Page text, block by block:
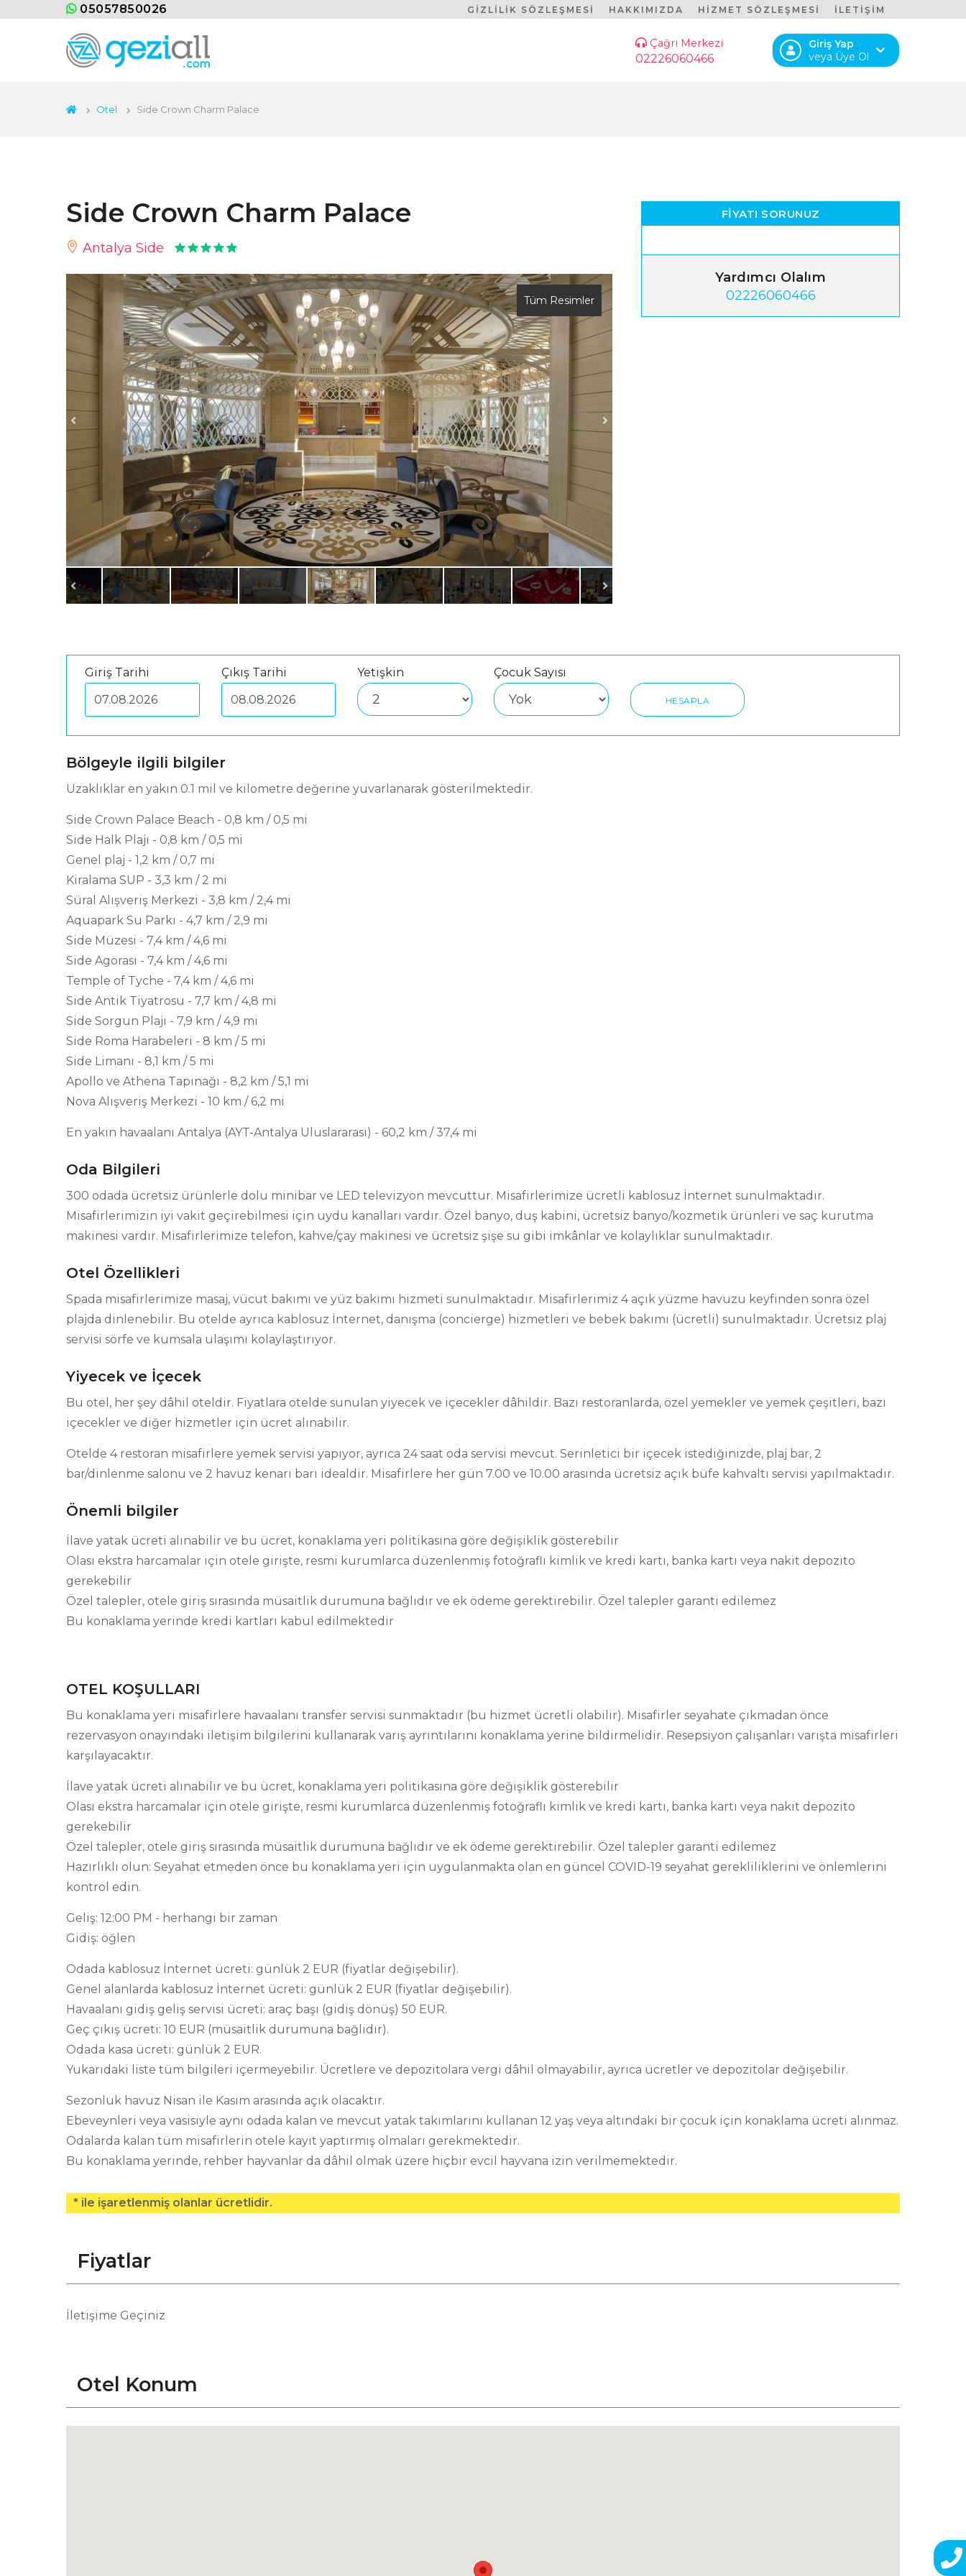
05057850026 GİZLİLİK SÖZLEŞMESİ HAKKIMIZDA HİZMET SÖZLEŞMESİ İLETİŞİM
Çağrı Merkezi
02226060466
Giriş Yap
veya Üye Ol
Otel Side Crown Charm Palace
Side Crown Charm Palace
Antalya Side
Tüm Resimler
FIYATI SORUNUZ
Yardımcı Olalım
02226060466
Giriş Tarihi Çıkış Tarihi Yetişkin Çocuk Sayısı
HESAPLA
Bölgeyle ilgili bilgiler
Uzaklıklar en yakın 0.1 mil ve kilometre değerine yuvarlanarak gösterilmektedir.
Side Crown Palace Beach - 0,8 km / 0,5 mi
Side Halk Plajı - 0,8 km / 0,5 mi
Genel plaj - 1,2 km / 0,7 mi
Kiralama SUP - 3,3 km / 2 mi
Süral Alışveriş Merkezi - 3,8 km / 2,4 mi
Aquapark Su Parkı - 4,7 km / 2,9 mi
Side Müzesi - 7,4 km / 4,6 mi
Side Agorası - 7,4 km / 4,6 mi
Temple of Tyche - 7,4 km / 4,6 mi
Side Antik Tiyatrosu - 7,7 km / 4,8 mi
Side Sorgun Plajı - 7,9 km / 4,9 mi
Side Roma Harabeleri - 8 km / 5 mi
Side Limanı - 8,1 km / 5 mi
Apollo ve Athena Tapınağı - 8,2 km / 5,1 mi
Nova Alışveriş Merkezi - 10 km / 6,2 mi
En yakın havaalanı Antalya (AYT-Antalya Uluslararası) - 60,2 km / 37,4 mi
Oda Bilgileri
300 odada ücretsiz ürünlerle dolu minibar ve LED televizyon mevcuttur. Misafirlerimize ücretli kablosuz İnternet sunulmaktadır.
Misafirlerimizin iyi vakit geçirebilmesi için uydu kanalları vardır. Özel banyo, duş kabini, ücretsiz banyo/kozmetik ürünleri ve saç kurutma
makinesi vardır. Misafirlerimize telefon, kahve/çay makinesi ve ücretsiz şişe su gibi imkânlar ve kolaylıklar sunulmaktadır.
Otel Özellikleri
Spada misafirlerimize masaj, vücut bakımı ve yüz bakımı hizmeti sunulmaktadır. Misafirlerimiz 4 açık yüzme havuzu keyfinden sonra özel
plajda dinlenebilir. Bu otelde ayrıca kablosuz İnternet, danışma (concierge) hizmetleri ve bebek bakımı (ücretli) sunulmaktadır. Ücretsiz plaj
servisi sörfe ve kumsala ulaşımı kolaylaştırıyor.
Yiyecek ve İçecek
Bu otel, her şey dâhil oteldir. Fiyatlara otelde sunulan yiyecek ve içecekler dâhildir. Bazı restoranlarda, özel yemekler ve yemek çeşitleri, bazı
içecekler ve diğer hizmetler için ücret alınabilir.
Otelde 4 restoran misafirlere yemek servisi yapıyor, ayrıca 24 saat oda servisi mevcut. Serinletici bir içecek istediğinizde, plaj bar, 2
bar/dinlenme salonu ve 2 havuz kenarı barı idealdir. Misafirlere her gün 7.00 ve 10.00 arasında ücretsiz açık büfe kahvaltı servisi yapılmaktadır.
Önemli bilgiler
İlave yatak ücreti alınabilir ve bu ücret, konaklama yeri politikasına göre değişiklik gösterebilir
Olası ekstra harcamalar için otele girişte, resmi kurumlarca düzenlenmiş fotoğraflı kimlik ve kredi kartı, banka kartı veya nakit depozito
gerekebilir
Özel talepler, otele giriş sırasında müsaitlik durumuna bağlıdır ve ek ödeme gerektirebilir. Özel talepler garanti edilemez
Bu konaklama yerinde kredi kartları kabul edilmektedir
OTEL KOŞULLARI
Bu konaklama yeri misafirlere havaalanı transfer servisi sunmaktadır (bu hizmet ücretli olabilir). Misafirler seyahate çıkmadan önce
rezervasyon onayındaki iletişim bilgilerini kullanarak varış ayrıntılarını konaklama yerine bildirmelidir. Resepsiyon çalışanları varışta misafirleri
karşılayacaktır.
İlave yatak ücreti alınabilir ve bu ücret, konaklama yeri politikasına göre değişiklik gösterebilir
Olası ekstra harcamalar için otele girişte, resmi kurumlarca düzenlenmiş fotoğraflı kimlik ve kredi kartı, banka kartı veya nakit depozito
gerekebilir
Özel talepler, otele giriş sırasında müsaitlik durumuna bağlıdır ve ek ödeme gerektirebilir. Özel talepler garanti edilemez
Hazırlıklı olun: Seyahat etmeden önce bu konaklama yeri için uygulanmakta olan en güncel COVID-19 seyahat gerekliliklerini ve önlemlerini
kontrol edin.
Geliş: 12:00 PM - herhangi bir zaman
Gidiş: öğlen
Odada kablosuz İnternet ücreti: günlük 2 EUR (fiyatlar değişebilir).
Genel alanlarda kablosuz İnternet ücreti: günlük 2 EUR (fiyatlar değişebilir).
Havaalanı gidiş geliş servisi ücreti: araç başı (gidiş dönüş) 50 EUR.
Geç çıkış ücreti: 10 EUR (müsaitlik durumuna bağlıdır).
Odada kasa ücreti: günlük 2 EUR.
Yukarıdaki liste tüm bilgileri içermeyebilir. Ücretlere ve depozitolara vergi dâhil olmayabilir, ayrıca ücretler ve depozitolar değişebilir.
Sezonluk havuz Nisan ile Kasım arasında açık olacaktır.
Ebeveynleri veya vasisiyle aynı odada kalan ve mevcut yatak takımlarını kullanan 12 yaş veya altındaki bir çocuk için konaklama ücreti alınmaz.
Odalarda kalan tüm misafirlerin otele kayıt yaptırmış olmaları gerekmektedir.
Bu konaklama yerinde, rehber hayvanlar da dâhil olmak üzere hiçbir evcil hayvana izin verilmemektedir.
* ile işaretlenmiş olanlar ücretlidir.
Fiyatlar
İletişime Geçiniz
Otel Konum